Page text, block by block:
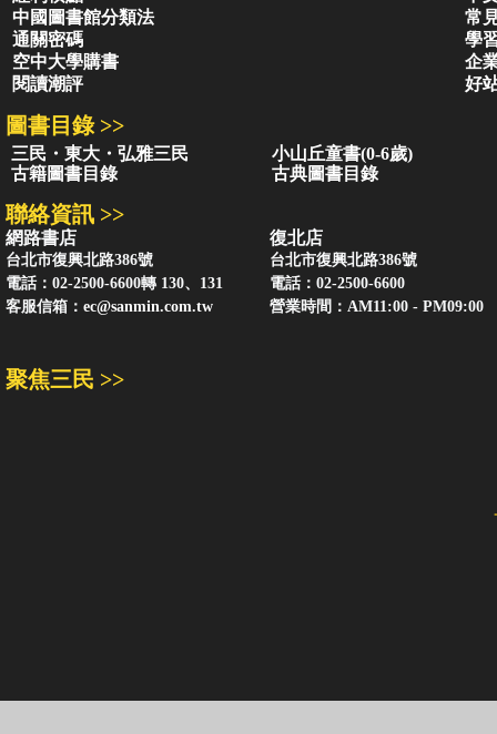
中國圖書館分類法
常
通關密碼
學
空中大學購書
企
閱讀潮評
好
圖書目錄 >>
三民・東大・弘雅三民
小山丘童書(0-6歲)
古籍圖書目錄
古典圖書目錄
聯絡資訊 >>
網路書店
台北市復興北路386號
電話：02-2500-6600轉 130、131
客服信箱： ec@sanmin.com.tw
復北店
台北市復興北路386號
電話：02-2500-6600
營業時間：AM11:00 - PM09:00
聚焦三民 >>